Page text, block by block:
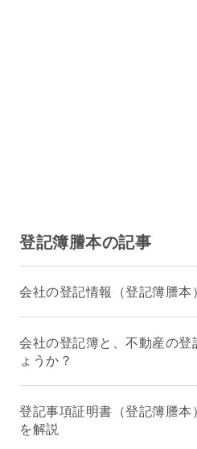
登記簿謄本の記事
会社の登記情報（登記簿謄
会社の登記簿と、不動産の登
ょうか？
登記事項証明書（登記簿謄
を解説